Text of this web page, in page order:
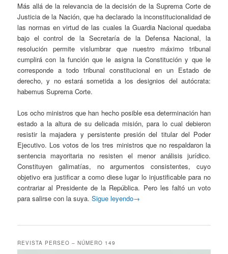
Más allá de la relevancia de la decisión de la Suprema Corte de
Justicia de la Nación, que ha declarado la inconstitucionalidad de
las normas en virtud de las cuales la Guardia Nacional quedaba
bajo el control de la Secretaría de la Defensa Nacional, la
resolución permite vislumbrar que nuestro máximo tribunal
cumplirá con la función que le asigna la Constitución y que le
corresponde a todo tribunal constitucional en un Estado de
derecho, y no estará sometida a los designios del autócrata:
habemus Suprema Corte.
Los ocho ministros que han hecho posible esa determinación han
estado a la altura de su delicada misión, para lo cual debieron
resistir la majadera y persistente presión del titular del Poder
Ejecutivo. Los votos de los tres ministros que no respaldaron la
sentencia mayoritaria no resisten el menor análisis jurídico.
Constituyen galimatías, no argumentos consistentes, cuyo
objetivo era justificar a como diese lugar lo injustificable para no
contrariar al Presidente de la República. Pero les faltó un voto
para salirse con la suya.Sigue leyendo→
REVISTA PERSEO – NÚMERO 149